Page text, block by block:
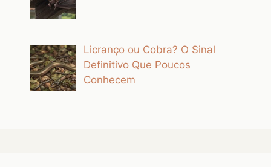
Licranço ou Cobra? O Sinal
Definitivo Que Poucos
Conhecem